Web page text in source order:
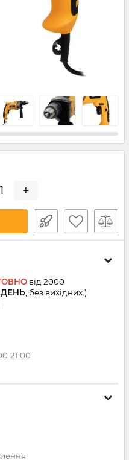
+
від 2000
, без вихідних.)